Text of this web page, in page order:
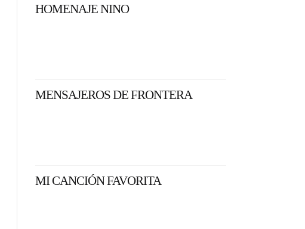
HOMENAJE NINO
MENSAJEROS DE FRONTERA
MI CANCIÓN FAVORITA